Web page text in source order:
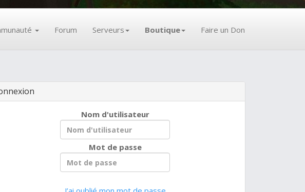
Forum Serveurs Boutique Faire un Don
Nom d'utilisateur
Mot de passe